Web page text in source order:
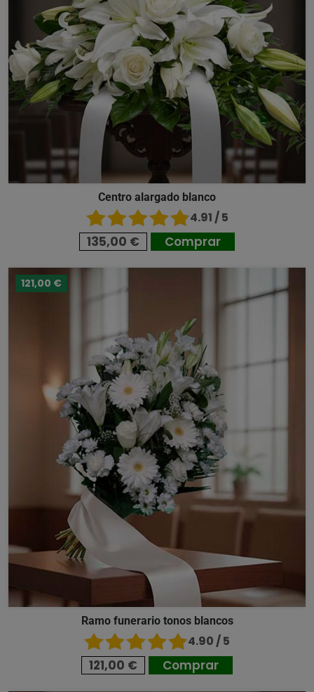
Centro alargado blanco
4.91 / 5
135,00 € Comprar
121,00 €
Ramo funerario tonos blancos
4.90 / 5
121,00 € Comprar